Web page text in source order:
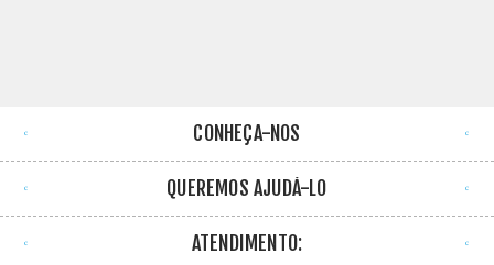
CONHEÇA-NOS
QUEREMOS AJUDÁ-LO
ATENDIMENTO: